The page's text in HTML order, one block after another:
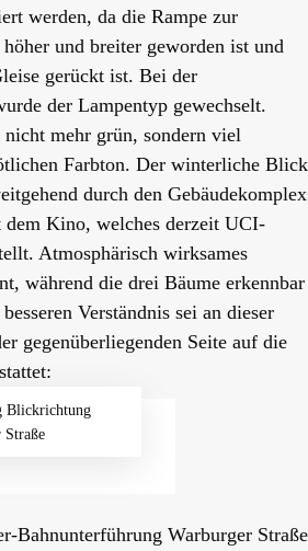
werden, da die Rampe zur
und breiter geworden ist und
gerückt ist. Bei der
der Lampentyp gewechselt.
mehr grün, sondern viel
Farbton. Der winterliche Blick
durch den Gebäudekomplex
Kino, welches derzeit UCI-
Atmosphärisch wirksames
während die drei Bäume erkennbar
Verständnis sei an dieser
gegenüberliegenden Seite auf die
Blickrichtung
Straße
Bahnunterführung Warburger Straße